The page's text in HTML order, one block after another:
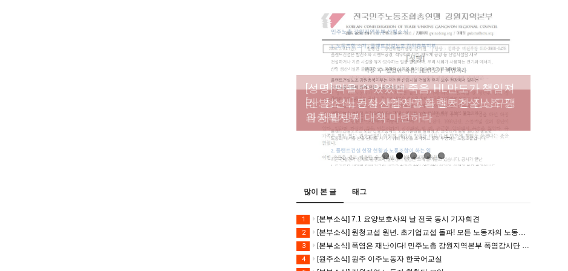
[성명] 막을 수 있었던 죽음, HL만도가 책임져
라 : 청년노동자 사망사고의 철저한 진상규명
과 재발방지 대책 마련하라
[산별소식] 건설산업연맹 플랜트건설노조 강
원충북지부
[강릉,속초,원주,춘천] 폭염감시단 사업 이모저
모
[조합원☆인터뷰] 서비스연맹 전국학교비정
규직노동조합 강원지부 김유미 춘천지회장
[본부소식] 강원지역 노동자 합창단 모임
많이 본 글 태그
1 [본부소식] 7.1 요양보호사의 날 전국 동시 기자회견
2 [본부소식] 원청교섭 원년. 초기업교섭 돌파! 모든 노동자의 노동기본권 쟁취! 민주노총 7.15 총파업대회
3 [본부소식] 폭염은 재난이다! 민주노총 강원지역본부 폭염감시단 선포 기자회견
4 [원주소식] 원주 이주노동자 한국어교실